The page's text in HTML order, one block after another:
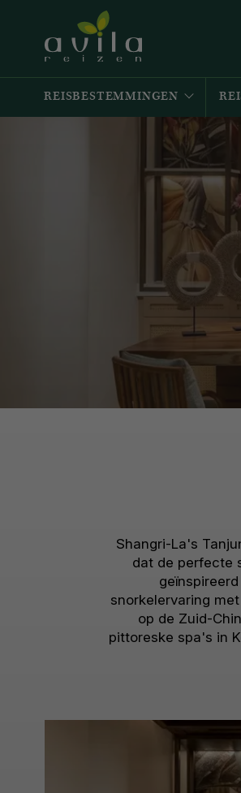
REISBESTEMMINGEN
Shangri-La's
dat de perfecte
snorkelervaring
op de Zuid-
pittoreske spa's in